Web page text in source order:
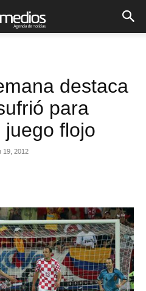
destaca
para
flojo
19, 2012